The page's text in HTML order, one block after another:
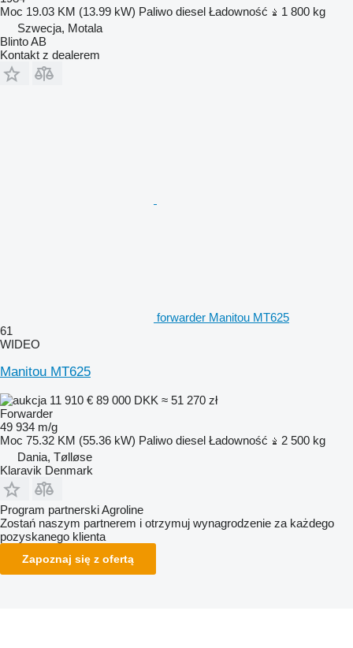
Moc 19.03 KM (13.99 kW) Paliwo diesel Ładowność
1 800 kg
Szwecja, Motala
Blinto AB
Kontakt z dealerem
forwarder Manitou MT625
61
WIDEO
Manitou MT625
11 910 € 89 000 DKK ≈ 51 270 zł
Forwarder
49 934 m/g
Moc 75.32 KM (55.36 kW) Paliwo diesel Ładowność
2 500 kg
Dania, Tølløse
Klaravik Denmark
Program partnerski Agroline
Zostań naszym partnerem i otrzymuj wynagrodzenie za każdego
pozyskanego klienta
Zapoznaj się z ofertą